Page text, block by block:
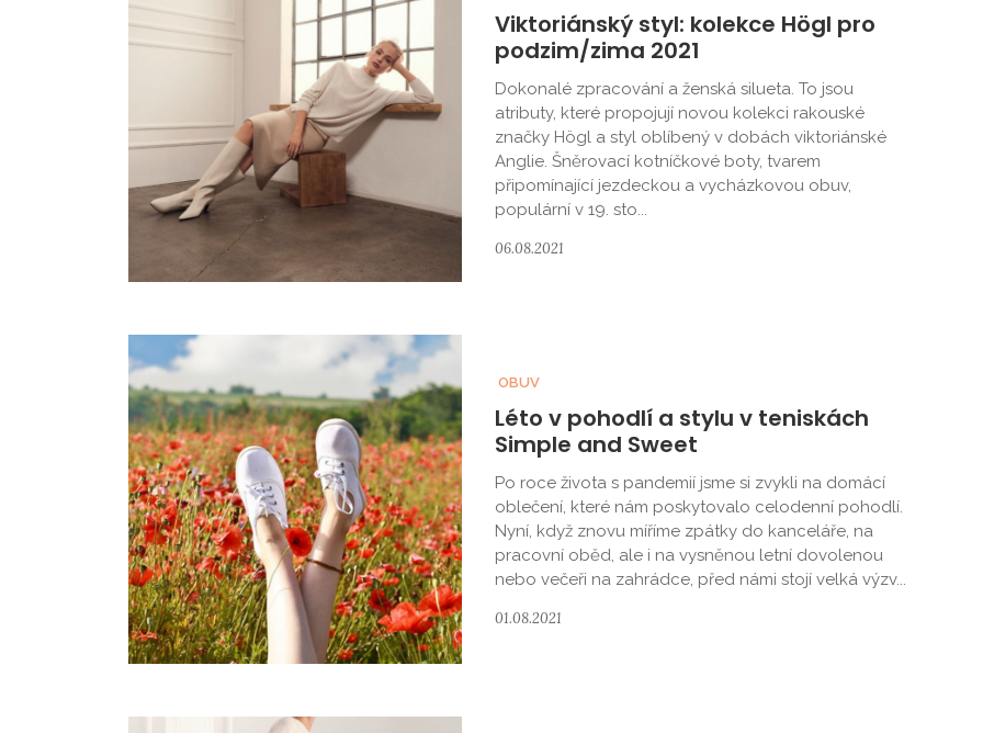
Viktoriánský styl: kolekce Högl pro
podzim/zima 2021
Dokonalé zpracování a ženská silueta. To jsou
atributy, které propojují novou kolekci rakouské
značky Högl a styl oblíbený v dobách viktoriánské
Anglie. Šněrovací kotníčkové boty, tvarem
připomínající jezdeckou a vycházkovou obuv,
populární v 19. sto...
06.08.2021
OBUV
Léto v pohodlí a stylu v teniskách
Simple and Sweet
Po roce života s pandemií jsme si zvykli na domácí
oblečení, které nám poskytovalo celodenní pohodlí.
Nyní, když znovu míříme zpátky do kanceláře, na
pracovní oběd, ale i na vysněnou letní dovolenou
nebo večeři na zahrádce, před námi stojí velká výzv...
01.08.2021